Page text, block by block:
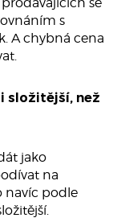
s
A chybná cena
složitější, než
jako
na
navíc podle